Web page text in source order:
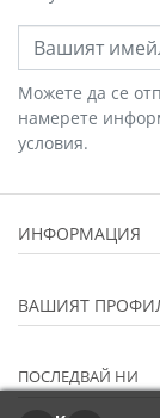
Можете да се
намерете
условия.
ИНФОРМАЦИЯ
ВАШИЯТ
ПОСЛЕДВАЙ НИ